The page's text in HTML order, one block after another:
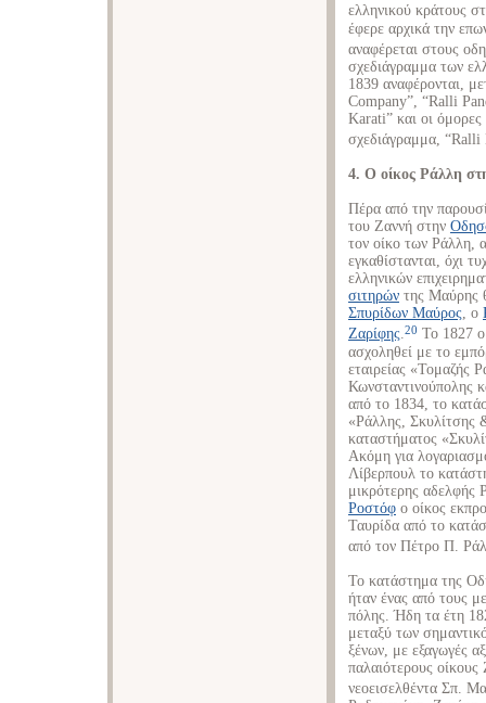
ελληνικού κράτους
έφερε αρχικά την
αναφέρεται στους
σχεδιάγραμμα των
1839 αναφέρονται,
Company”, “Ralli
Karati” και οι
σχεδιάγραμμα, “Ralli
4. Ο οίκος Ράλλη
Πέρα από την
του Ζαννή στην
τον οίκο των Ράλλη,
εγκαθίστανται, όχι
ελληνικών
σιτηρών της Μαύρης
Σπυρίδων Μαύρος, ο
Ζαρίφης.20 Το 1827 ο
ασχοληθεί με το
εταιρείας «Τομαζής
Κωνσταντινούπολης
από το 1834, το
«Ράλλης, Σκυλίτσης
καταστήματος
Ακόμη για
Λίβερπουλ το
μικρότερης
Ροστόφ ο οίκος
Ταυρίδα από το
από τον Πέτρο Π.
Το κατάστημα της
ήταν ένας από τους
πόλης. Ήδη τα έτη
μεταξύ των
ξένων, με εξαγωγές
παλαιότερους
νεοεισελθέντα Σπ.